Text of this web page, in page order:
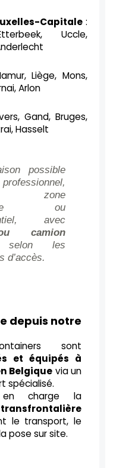
Capitale :
Uccle,
Liège, Mons,
Arlon
Gand, Bruges,
Hasselt
possible
zone
ou
avec
camion
les
d’accès.
depuis notre
sont
et équipés à
Belgique via un
spécialisé.
en charge la
le transport, le
pose sur site.